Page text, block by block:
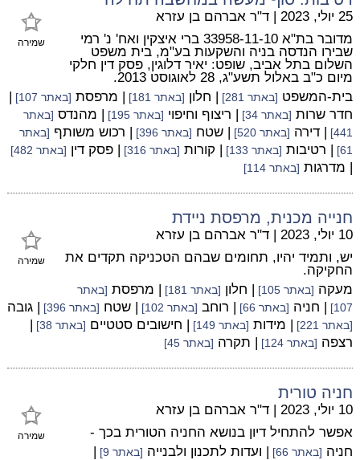
שמירה
25 יולי, 2023 | ד"ר אברהם בן עזרא
מדובר בת"א 33958-11-10 ברי איצקין ואח' נ' רמי
שבירו הנדסה בניה והשקעות בע"מ, בית משפט
השלום בתל אביב, שופט: יאיר דלוגין, פסק דין חלקי
מיום כ"ב באלול תשע"ג, 28 לאוגוסט 2013.
בית-המשפט [באתר 281] | חלון [באתר 181] | מרפסת [באתר 107]
|
חדר שרות [באתר 34] | ריצוף וחיפוי [באתר 195] | מהנדס [באתר
441]
| דירה [באתר 520] | שטח [באתר 396] | רכוש משותף [באתר
61]
| רטיבות [באתר 133] | קורות [באתר 316] | פסק דין [באתר 482]
| מדרגות [באתר 114]
חנייה מכנית, מרפסת ניידת
שמירה
10 יולי, 2023 | ד"ר אברהם בן עזרא
יש, ותמיד יהיו, תחומים שבהם הטכניקה תקדים את
החקיקה.
מעקה [באתר 105] | חלון [באתר 181] | מרפסת [באתר
107]
| חניה [באתר 66] | רוחב [באתר 102] | שטח [באתר 396] | גובה
[באתר 221] | מידות [באתר 149] | חישובים סטטיים [באתר 38]
|
רצפה [באתר 124] | תקרה [באתר 45]
חניה טורית
שמירה
10 יולי, 2023 | ד"ר אברהם בן עזרא
אפשר להתחיל דיון בנושא החניה הטורית בכך -
חניה [באתר 66] | ועדות לתכנון ולבנייה [באתר 9]
|